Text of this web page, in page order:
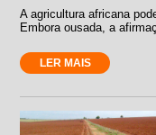
A agricultura africana
Embora ousada, a
LER MAIS